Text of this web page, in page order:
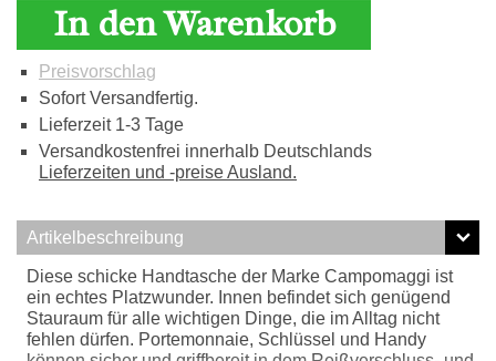
In den Warenkorb
Preisvorschlag
Sofort Versandfertig.
Lieferzeit 1-3 Tage
Versandkostenfrei innerhalb Deutschlands
Lieferzeiten und -preise Ausland.
Artikelbeschreibung
Diese schicke Handtasche der Marke Campomaggi ist
ein echtes Platzwunder. Innen befindet sich genügend
Stauraum für alle wichtigen Dinge, die im Alltag nicht
fehlen dürfen. Portemonnaie, Schlüssel und Handy